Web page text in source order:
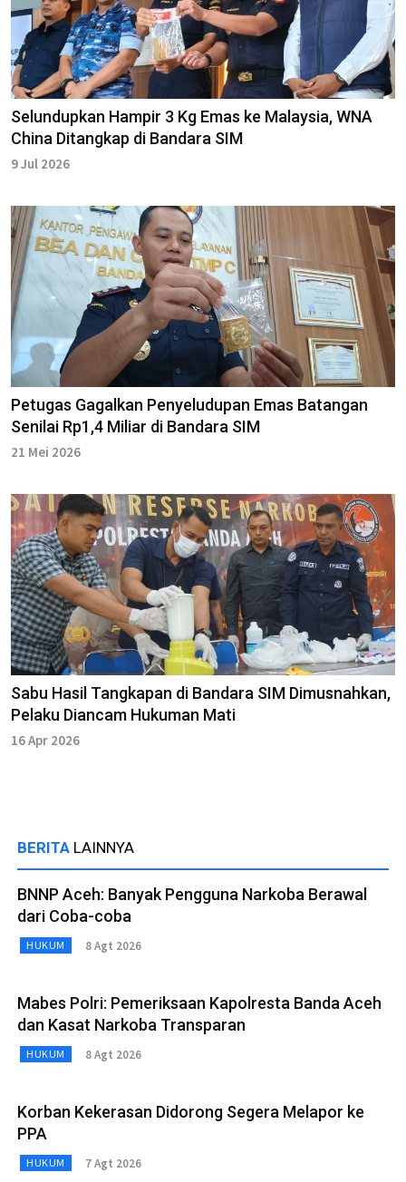
Selundupkan Hampir 3 Kg Emas ke Malaysia, WNA
China Ditangkap di Bandara SIM
9 Jul 2026
Petugas Gagalkan Penyeludupan Emas Batangan
Senilai Rp1,4 Miliar di Bandara SIM
21 Mei 2026
Sabu Hasil Tangkapan di Bandara SIM Dimusnahkan,
Pelaku Diancam Hukuman Mati
16 Apr 2026
BERITA LAINNYA
BNNP Aceh: Banyak Pengguna Narkoba Berawal
dari Coba-coba
HUKUM 8 Agt 2026
Mabes Polri: Pemeriksaan Kapolresta Banda Aceh
dan Kasat Narkoba Transparan
HUKUM 8 Agt 2026
Korban Kekerasan Didorong Segera Melapor ke
PPA
HUKUM 7 Agt 2026